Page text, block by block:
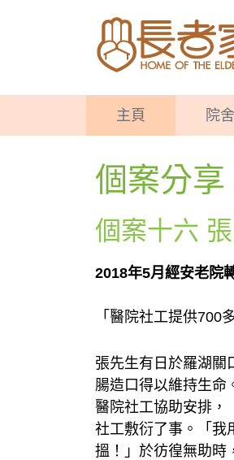
主頁 院
個案分享
個案十六
2018年5月經安老院
「醫院社工提供700
張先生有日於羅湖關
腸造口得以維持生命
醫院社工協助安排，
社工敷衍了事。「我
搵！」於彷徨無助時